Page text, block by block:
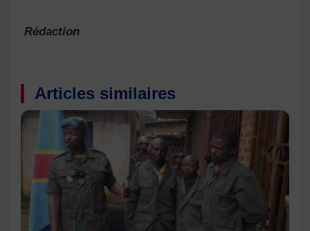
Rédaction
Articles similaires